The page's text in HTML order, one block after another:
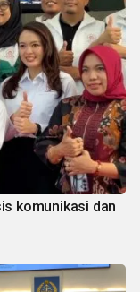
komunikasi dan